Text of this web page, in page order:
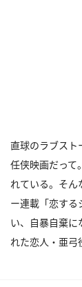
直球のラブスト
任侠映画だって
れている。そん
ー連載「恋する
い、自暴自棄に
れた恋人・亜弓